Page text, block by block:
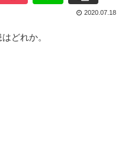
2020.07.18
どれか。